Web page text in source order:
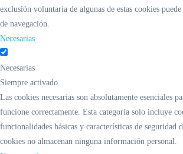
exclusión voluntaria de algunas de estas cookies
de navegación.
Necesarias
Necesarias
Siempre activado
Las cookies necesarias son absolutamente esenciales
funcione correctamente. Esta categoría solo incluye
funcionalidades básicas y características de seguridad
cookies no almacenan ninguna información personal.